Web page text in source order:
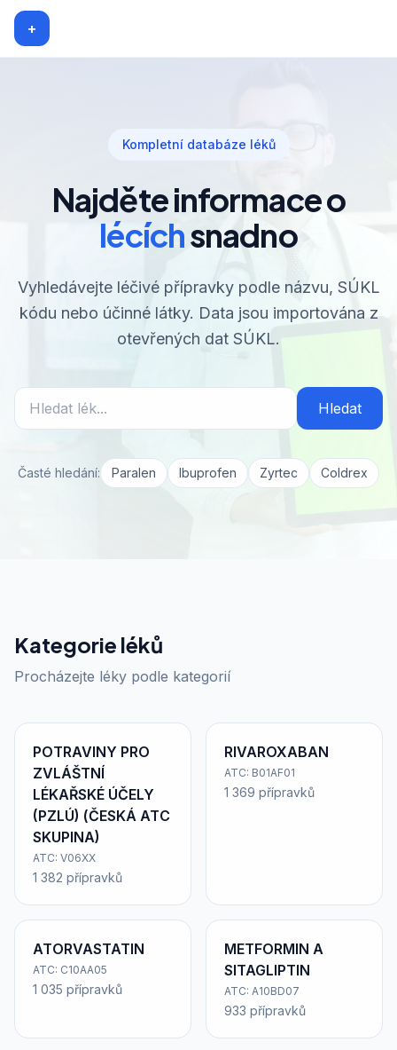
+
Kompletní databáze léků
Najděte informace o
lécíchsnadno
Vyhledávejte léčivé přípravky podle názvu, SÚKL
kódu nebo účinné látky. Data jsou importována z
otevřených dat SÚKL.
Hledat
Časté hledání: Paralen Ibuprofen Zyrtec Coldrex
Kategorie léků
Procházejte léky podle kategorií
POTRAVINY PRO
ZVLÁŠTNÍ
LÉKAŘSKÉ ÚČELY
(PZLÚ) (ČESKÁ ATC
SKUPINA)
ATC: V06XX
1 382 přípravků
RIVAROXABAN
ATC: B01AF01
1 369 přípravků
ATORVASTATIN
ATC: C10AA05
1 035 přípravků
METFORMIN A
SITAGLIPTIN
ATC: A10BD07
933 přípravků